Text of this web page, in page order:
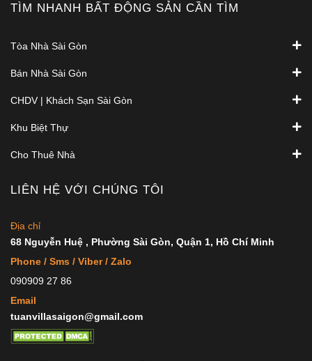
TÌM NHANH BẤT ĐỘNG SẢN CẦN TÌM
Tòa Nhà Sài Gòn
Bán Nhà Sài Gòn
CHDV | Khách Sạn Sài Gòn
Khu Biệt Thự
Cho Thuê Nhà
LIÊN HỆ VỚI CHÚNG TÔI
Địa chỉ
68 Nguyễn Huệ , Phường Sài Gòn, Quận 1, Hồ Chí Minh
Phone / Sms / Viber / Zalo
090909 27 86
Email
tuanvillasaigon@gmail.com